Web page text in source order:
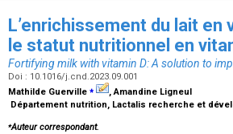
L’enrichissement du lait
le statut nutritionnel en
Fortifying milk with vitamin D: A solution to
Doi : 10.1016/j.cnd.2023.09.001
Mathilde Guerville ⁎
, Amandine Ligneul
Département nutrition, Lactalis recherche et
⁎Auteur correspondant.